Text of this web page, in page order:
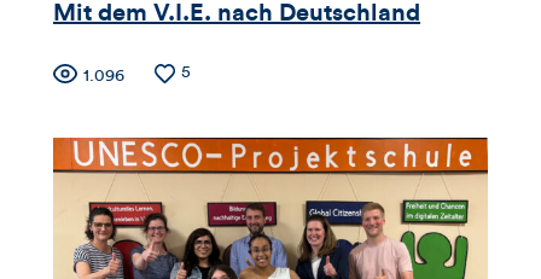
Mit dem V.I.E. nach Deutschland
Zähler
für
Views,
Likes
Anzahl
1.096
Anzahl
5